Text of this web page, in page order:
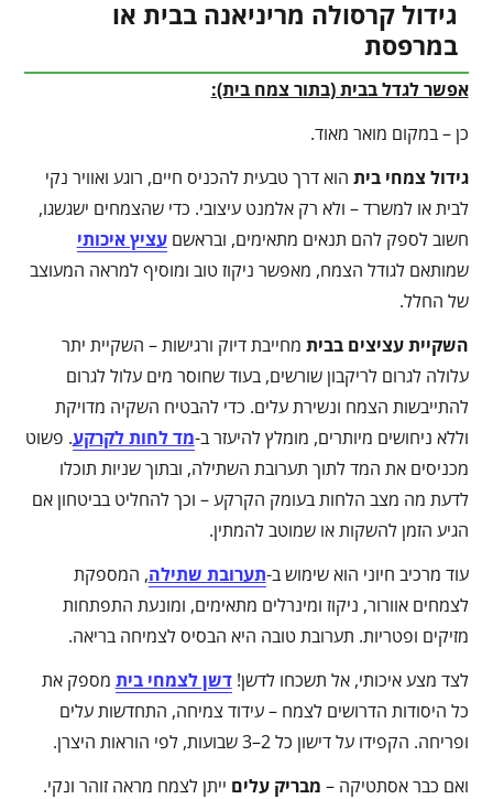
גידול קרסולה מריניאנה בבית או
במרפסת
אפשר לגדל בבית (בתור צמח בית):
כן – במקום מואר מאוד.
גידול צמחי בית הוא דרך טבעית להכניס חיים, רוגע ואוויר נקי
לבית או למשרד – ולא רק אלמנט עיצובי. כדי שהצמחים ישגשגו,
חשוב לספק להם תנאים מתאימים, ובראשםעציץ איכותי
שמותאם לגודל הצמח, מאפשר ניקוז טוב ומוסיף למראה המעוצב
של החלל.
השקיית עציצים בבית מחייבת דיוק ורגישות – השקיית יתר
עלולה לגרום לריקבון שורשים, בעוד שחוסר מים עלול לגרום
להתייבשות הצמח ונשירת עלים. כדי להבטיח השקיה מדויקת
וללא ניחושים מיותרים, מומלץ להיעזר ב-מד לחות לקרקע. פשוט
מכניסים את המד לתוך תערובת השתילה, ובתוך שניות תוכלו
לדעת מה מצב הלחות בעומק הקרקע – וכך להחליט בביטחון אם
הגיע הזמן להשקות או שמוטב להמתין.
עוד מרכיב חיוני הוא שימוש ב-תערובת שתילה, המספקת
לצמחים אוורור, ניקוז ומינרלים מתאימים, ומונעת התפתחות
מזיקים ופטריות. תערובת טובה היא הבסיס לצמיחה בריאה.
לצד מצע איכותי, אל תשכחו לדשן!דשן לצמחי בית מספק את
כל היסודות הדרושים לצמח – עידוד צמיחה, התחדשות עלים
ופריחה. הקפידו על דישון כל 2–3 שבועות, לפי הוראות היצרן.
ואם כבר אסתטיקה – מבריק עלים ייתן לצמח מראה זוהר ונקי.